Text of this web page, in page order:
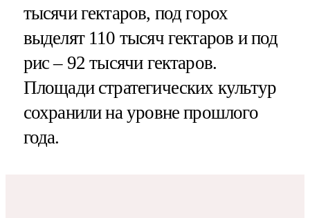
тысячи гектаров, под горох
выделят 110 тысяч гектаров и под
рис – 92 тысячи гектаров.
Площади стратегических культур
сохранили на уровне прошлого
года.